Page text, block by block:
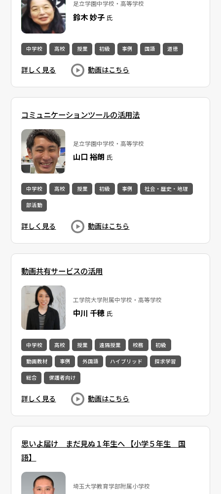
足立学園中学校・高等学校
鈴木 妙子 氏
中学校 高校 授業 初級 事例 国語 道徳
詳しく見る 動画はこちら
コミュニケーションツールの活用法
足立学園中学校・高等学校
山口 裕朗 氏
中学校 高校 授業 初級 事例 社会・歴史・地理
部活動
詳しく見る 動画はこちら
動画共有サービスの活用
工学院大学附属中学校・高等学校
中川 千穂 氏
中学校 高校 授業 遠隔授業 校務 初級
動画教材 事例 外国語 ハイブリッド 探求学習
総合 保護者向け
詳しく見る 動画はこちら
思いよ届け まだ見ぬ１年生へ 【小学５年生 国
語】
埼玉大学教育学部附属小学校